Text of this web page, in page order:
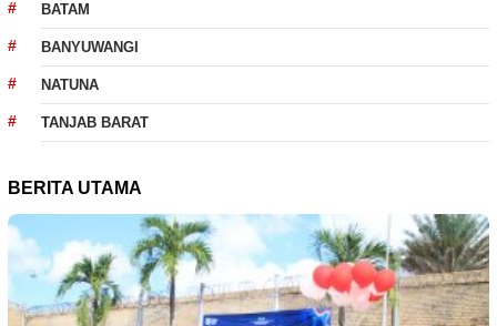
BATAM
BANYUWANGI
NATUNA
TANJAB BARAT
BERITA UTAMA